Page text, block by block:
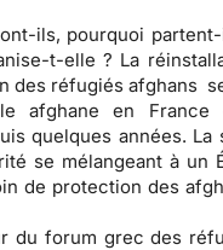
ils, pourquoi
t-elle ? La
des réfugiés afghans
afghane en France
quelques années. La
se mélangeant à un
de protection des
du forum grec des